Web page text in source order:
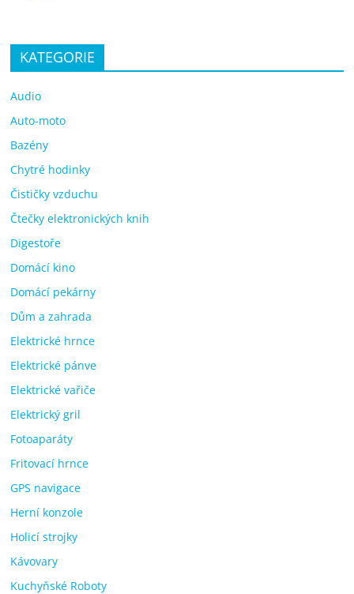
KATEGORIE
Audio
Auto-moto
Bazény
Chytré hodinky
Čističky vzduchu
Čtečky elektronických knih
Digestoře
Domácí kino
Domácí pekárny
Dům a zahrada
Elektrické hrnce
Elektrické pánve
Elektrické vařiče
Elektrický gril
Fotoaparáty
Fritovací hrnce
GPS navigace
Herní konzole
Holicí strojky
Kávovary
Kuchyňské Roboty